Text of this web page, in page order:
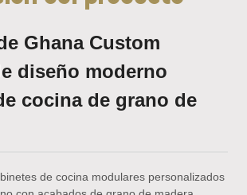
Ghana Custom
diseño moderno
cocina de grano de
de cocina modulares personalizados